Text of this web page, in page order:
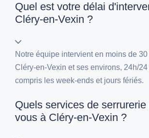
Quel est votre délai
Cléry-en-Vexin ?
Notre équipe intervient en moins de
Cléry-en-Vexin et ses environs, 24h/24
compris les week-ends et jours fériés.
Quels services de
vous à Cléry-en-Vexin ?